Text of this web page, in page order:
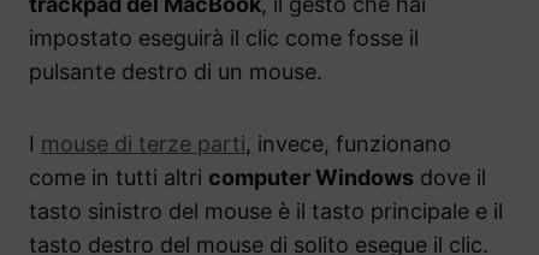
impostato eseguirà il clic come fosse il
pulsante destro di un mouse.
I mouse di terze parti, invece, funzionano
come in tutti altri computer Windows dove il
tasto sinistro del mouse è il tasto principale e il
tasto destro del mouse di solito esegue il clic.